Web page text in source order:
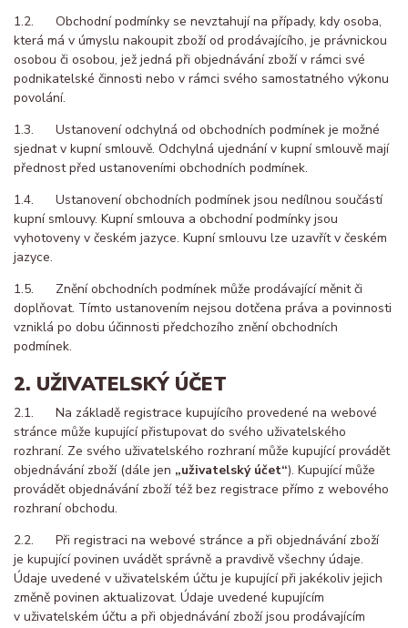
1.2. Obchodní podmínky se nevztahují na případy, kdy osoba,
která má v úmyslu nakoupit zboží od prodávajícího, je právnickou
osobou či osobou, jež jedná při objednávání zboží v rámci své
podnikatelské činnosti nebo v rámci svého samostatného výkonu
povolání.
1.3. Ustanovení odchylná od obchodních podmínek je možné
sjednat v kupní smlouvě. Odchylná ujednání v kupní smlouvě mají
přednost před ustanoveními obchodních podmínek.
1.4. Ustanovení obchodních podmínek jsou nedílnou součástí
kupní smlouvy. Kupní smlouva a obchodní podmínky jsou
vyhotoveny v českém jazyce. Kupní smlouvu lze uzavřít v českém
jazyce.
1.5. Znění obchodních podmínek může prodávající měnit či
doplňovat. Tímto ustanovením nejsou dotčena práva a povinnosti
vzniklá po dobu účinnosti předchozího znění obchodních
podmínek.
2. UŽIVATELSKÝ ÚČET
2.1. Na základě registrace kupujícího provedené na webové
stránce může kupující přistupovat do svého uživatelského
rozhraní. Ze svého uživatelského rozhraní může kupující provádět
objednávání zboží (dále jen „uživatelský účet“). Kupující může
provádět objednávání zboží též bez registrace přímo z webového
rozhraní obchodu.
2.2. Při registraci na webové stránce a při objednávání zboží
je kupující povinen uvádět správně a pravdivě všechny údaje.
Údaje uvedené v uživatelském účtu je kupující při jakékoliv jejich
změně povinen aktualizovat. Údaje uvedené kupujícím
v uživatelském účtu a při objednávání zboží jsou prodávajícím